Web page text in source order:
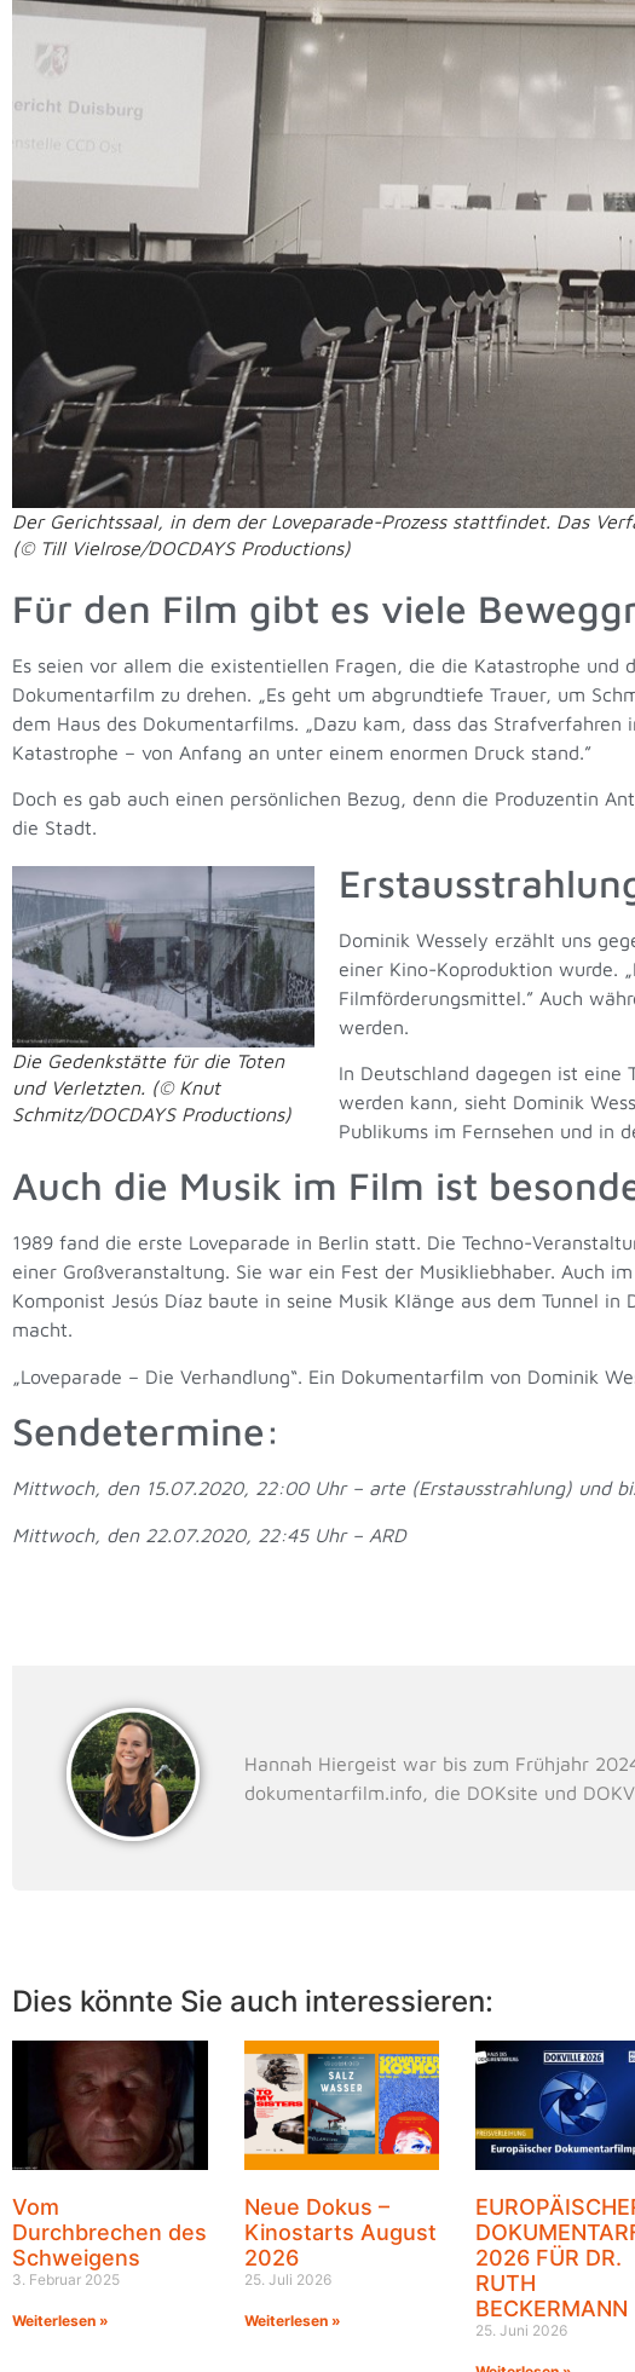
Der Gerichtssaal, in dem der Loveparade-Prozess stattfindet. Das
(© Till Vielrose/DOCDAYS Productions)
Für den Film gibt es viele
Es seien vor allem die existentiellen Fragen, die die Katastrophe und
Dokumentarfilm zu drehen. „Es geht um abgrundtiefe Trauer, um
dem Haus des Dokumentarfilms. „Dazu kam, dass das
Katastrophe – von Anfang an unter einem enormen Druck stand.”
Doch es gab auch einen persönlichen Bezug, denn die Produzentin
die Stadt.
Die Gedenkstätte für die Toten
und Verletzten. (© Knut
Schmitz/DOCDAYS Productions)
Dominik Wessely erzählt uns
einer Kino-Koproduktion wurde.
Filmförderungsmittel.” Auch
werden.
In Deutschland dagegen ist eine
werden kann, sieht Dominik
Publikums im Fernsehen und in
Auch die Musik im Film ist
1989 fand die erste Loveparade in Berlin statt. Die Techno-
einer Großveranstaltung. Sie war ein Fest der Musikliebhaber. Auch
Komponist Jesús Díaz baute in seine Musik Klänge aus dem Tunnel
macht.
„Loveparade – Die Verhandlung“. Ein Dokumentarfilm von Dominik
Sendetermine:
Mittwoch, den 15.07.2020, 22:00 Uhr – arte (Erstausstrahlung) und
Mittwoch, den 22.07.2020, 22:45 Uhr – ARD
Hannah Hiergeist war bis zum Frühjahr
dokumentarfilm.info, die DOKsite und
Dies könnte Sie auch interessieren:
Vom
Durchbrechen des
Schweigens
3. Februar 2025
Weiterlesen »
Neue Dokus –
Kinostarts August
2026
25. Juli 2026
Weiterlesen »
2026 FÜR DR.
RUTH
BECKERMANN
25. Juni 2026